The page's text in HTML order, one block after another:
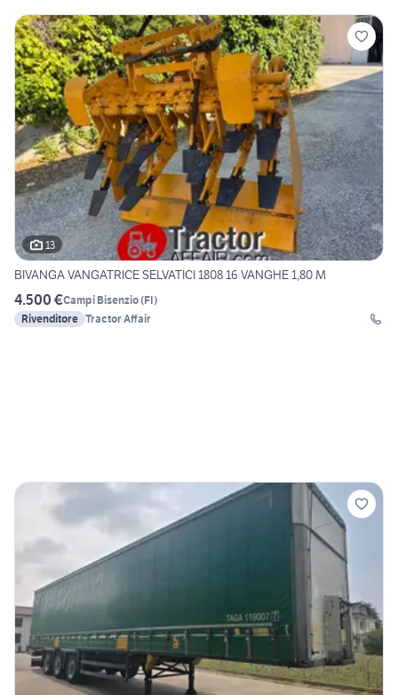
13
BIVANGA VANGATRICE SELVATICI 1808 16 VANGHE 1,80 M
4.500 €Campi Bisenzio(FI)
Rivenditore Tractor Affair